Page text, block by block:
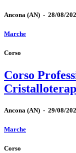
Ancona (AN) - 28/08/
Marche
Corso
Corso
Ancona (AN) - 29/08/
Marche
Corso